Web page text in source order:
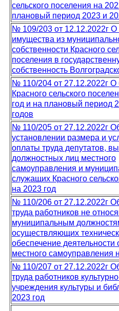
сельского поселения на
плановый период 2023 и
№ 109/203 от 12.12.2022г О
имущества из
собственности Красного
поселения в
собственность
№ 110/204 от 27.12.2022г
Красного сельского
год и на плановый период
годов
№ 110/205 от 27.12.2022г
установлении размера и
оплаты труда депутатов,
должностных лиц местного
самоуправления и
служащих Красного
на 2023 год
№ 110/206 от 27.12.2022г
труда работников не
муниципальным
осуществляющих
обеспечение деятельности
местного самоуправления
№ 110/207 от 27.12.2022г
труда работников
учреждения культуры и
2023 год